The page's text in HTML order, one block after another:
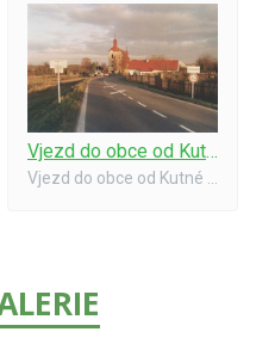
Vjezd do obce od Kutné Hory
Vjezd do obce od Kutné Hory s kostelem sv. Petra a Pavla - 11/2001